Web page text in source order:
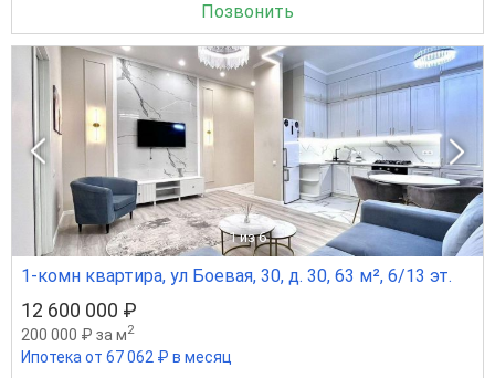
Позвонить
1 из 6
1-комн квартира, ул Боевая, 30, д. 30, 63 м², 6/13 эт.
12 600 000 ₽
200 000 ₽ за м2
Ипотека от 67 062 ₽ в месяц